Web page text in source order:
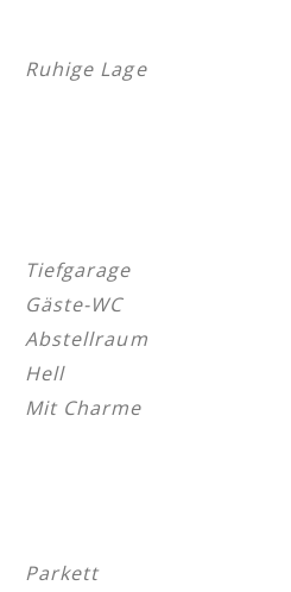
Ruhige Lage
Tiefgarage
Gäste-WC
Abstellraum
Hell
Mit Charme
Parkett